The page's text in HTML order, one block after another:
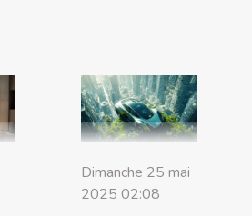
Dimanche 25 mai
2025 02:08